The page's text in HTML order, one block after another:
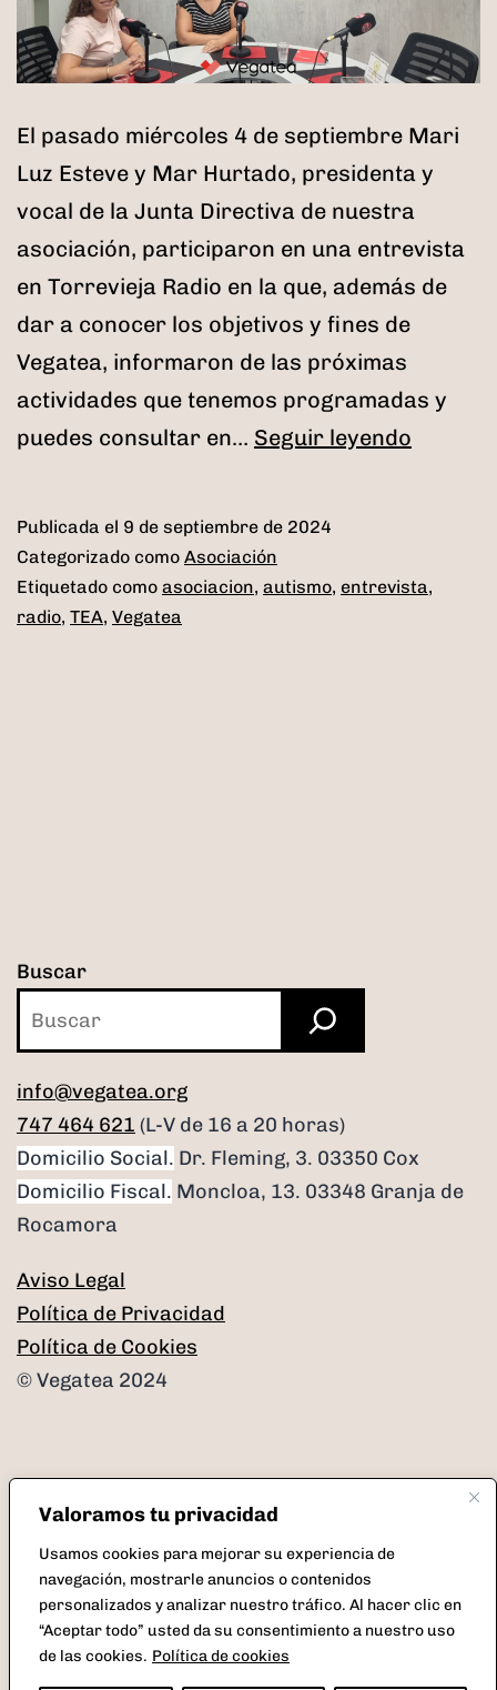
Valoramos tu privacidad
Usamos cookies para mejorar su experiencia de
navegación, mostrarle anuncios o contenidos
personalizados y analizar nuestro tráfico. Al hacer clic en
“Aceptar todo” usted da su consentimiento a nuestro uso
de las cookies. Política de cookies
El pasado miércoles 4 de septiembre Mari
Luz Esteve y Mar Hurtado, presidenta y
vocal de la Junta Directiva de nuestra
asociación, participaron en una entrevista
en Torrevieja Radio en la que, además de
dar a conocer los objetivos y fines de
Vegatea, informaron de las próximas
actividades que tenemos programadas y
puedes consultar en… Seguir leyendo
Publicada el 9 de septiembre de 2024
Categorizado como Asociación
Etiquetado como asociacion, autismo, entrevista,
radio, TEA, Vegatea
Buscar
info@vegatea.org
747 464 621 (L-V de 16 a 20 horas)
Domicilio Social. Dr. Fleming, 3. 03350 Cox
Domicilio Fiscal. Moncloa, 13. 03348 Granja de
Rocamora
Aviso Legal
Política de Privacidad
Política de Cookies
© Vegatea 2024
FacebookInstagram
electrónico